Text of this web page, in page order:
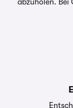
abzuholen. Bei